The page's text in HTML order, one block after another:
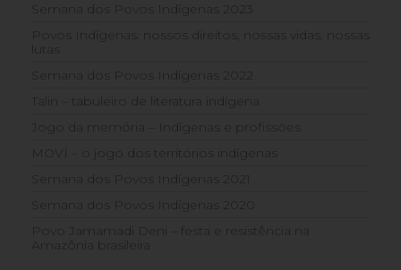
Semana dos Povos Indígenas 2023
Povos Indígenas: nossos direitos, nossas vidas, nossas
lutas
Semana dos Povos Indígenas 2022
Talin – tabuleiro de literatura indígena
Jogo da memória – Indígenas e profissões
MOVÍ – o jogo dos territórios indígenas
Semana dos Povos Indígenas 2021
Semana dos Povos Indígenas 2020
Povo Jamamadi Deni – festa e resistência na
Amazônia brasileira